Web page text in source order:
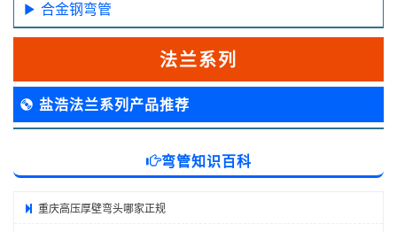
合金钢弯管
法兰系列
盐浩法兰系列产品推荐
弯管知识百科
重庆高压厚壁弯头哪家正规